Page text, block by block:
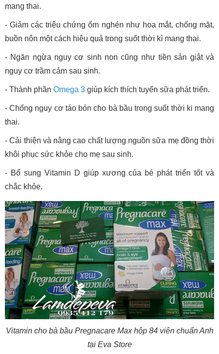
mang thai.
- Giảm các triệu chứng ốm nghén như hoa mắt, chống mặt,
buồn nôn một cách hiệu quả trong suốt thời kì mang thai.
- Ngăn ngừa nguy cơ sinh non cũng như tiền sản giật và
nguy cơ trầm cảm sau sinh.
- Thành phần Omega 3 giúp kích thích tuyến sữa phát triển.
- Chống nguy cơ táo bón cho bà bầu trong suốt thời ki mang
thai.
- Cải thiện và nâng cao chất lượng nguồn sữa mẹ đồng thời
khôi phục sức khỏe cho mẹ sau sinh.
- Bổ sung Vitamin D giúp xương của bé phát triển tốt và
chắc khỏe.
Vitamin cho bà bầu Pregnacare Max hộp 84 viên chuẩn Anh
tại Eva Store